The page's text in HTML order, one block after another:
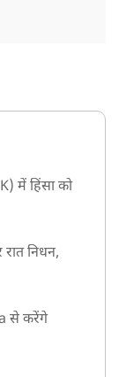
में हिंसा को
निधन,
से करेंगे